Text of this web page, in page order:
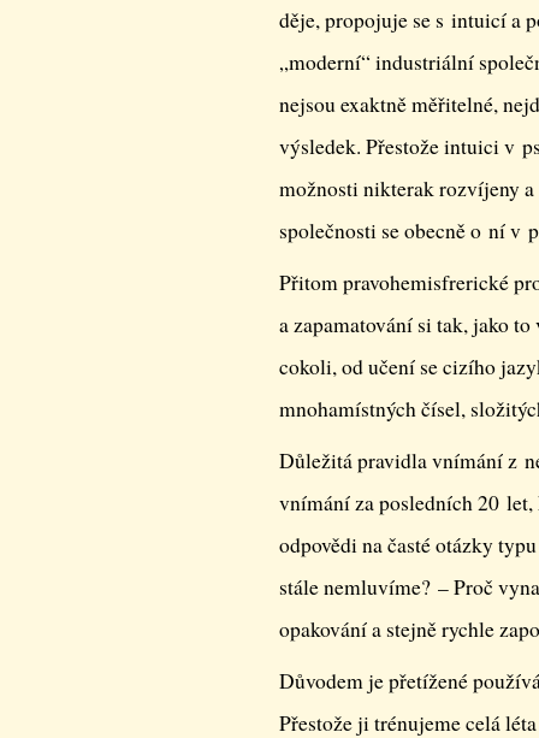
děje, propojuje se s intuicí a
„moderní“ industriální
nejsou exaktně měřitelné,
výsledek. Přestože intuici v
možnosti nikterak rozvíjeny
společnosti se obecně o ní v
Přitom pravohemisfrerické
a zapamatování si tak, jako
cokoli, od učení se cizího
mnohamístných čísel,
Důležitá pravidla vnímání z
vnímání za posledních 20
odpovědi na časté otázky
stále nemluvíme? – Proč
opakování a stejně rychle
Důvodem je přetížené
Přestože ji trénujeme celá